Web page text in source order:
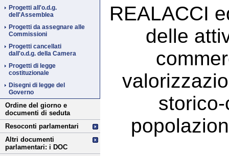
Progetti all'o.d.g.
dell'Assemblea
Progetti da assegnare alle
Commissioni
Progetti cancellati
dall'o.d.g. della Camera
Progetti di legge
costituzionale
Disegni di legge del
Governo
Ordine del giorno e
documenti di seduta
Resoconti parlamentari
Altri documenti
parlamentari: i DOC
REALACCI
delle